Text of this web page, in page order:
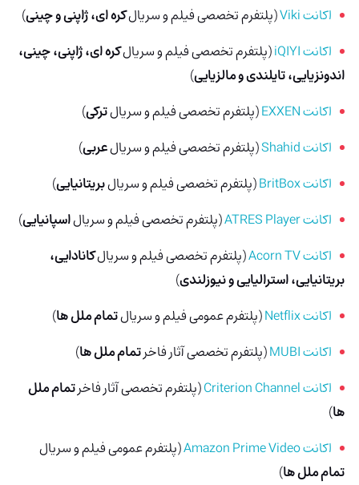
اکانت Viki (پلتفرم تخصصی فیلم و سریالکره ای، ژاپنی و چینی)
اکانت iQIYI
(پلتفرم تخصصی فیلم و سریالکره ای، ژاپنی، چینی،
اندونزیایی، تایلندی و مالزیایی)
اکانت EXXEN
(پلتفرم تخصصی فیلم و سریالترکی)
اکانت Shahid
(پلتفرم تخصصی فیلم و سریالعربی)
اکانت BritBox
(پلتفرم تخصصی فیلم و سریالبریتانیایی)
اکانت ATRES Player
(پلتفرم تخصصی فیلم و سریالاسپانیایی)
اکانت Acorn TV
(پلتفرم تخصصی فیلم و سریالکانادایی،
بریتانیایی، استرالیایی و نیوزلندی)
اکانت Netflix
(پلتفرم عمومی فیلم و سریالتمام ملل ها)
اکانت MUBI
(پلتفرم تخصصی آثار فاخرتمام ملل ها)
اکانت Criterion Channel
(پلتفرم تخصصی آثار فاخرتمام ملل
ها)
اکانت Amazon Prime Video
(پلتفرم عمومی فیلم و سریال
تمام ملل ها)